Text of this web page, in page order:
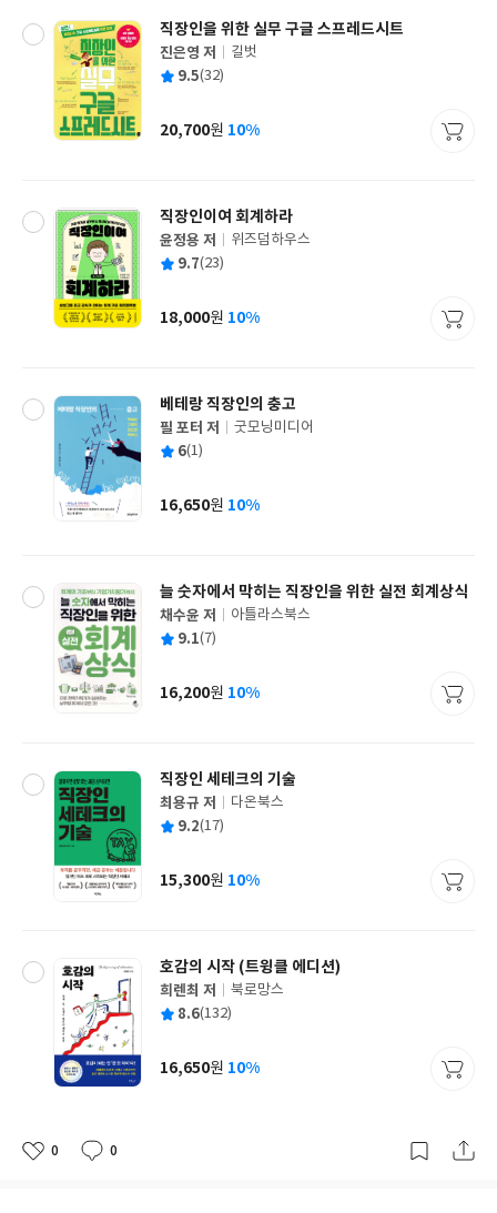
직장인을 위한 실무 구글 스프레드시트
글
쓴
진은영 저
출
사
길벗
평 9.5(32)
가
20,700원 10%
직장인이여 회계하라
글
쓴
윤정용 저
출
사
위즈덤하우스
평 9.7(23)
가
18,000원 10%
베테랑 직장인의 충고
글
쓴
필 포터 저
출
사
굿모닝미디어
평 6(1)
가
16,650원 10%
늘 숫자에서 막히는 직장인을 위한 실전 회계상식
글
쓴
채수윤 저
출
사
아틀라스북스
평 9.1(7)
가
16,200원 10%
직장인 세테크의 기술
글
쓴
최용규 저
출
사
다온북스
평 9.2(17)
가
15,300원 10%
호감의 시작 (트윙클 에디션)
글
쓴
희렌최 저
출
사
북로망스
평 8.6(132)
가
16,650원 10%
좋
0
댓
0
작